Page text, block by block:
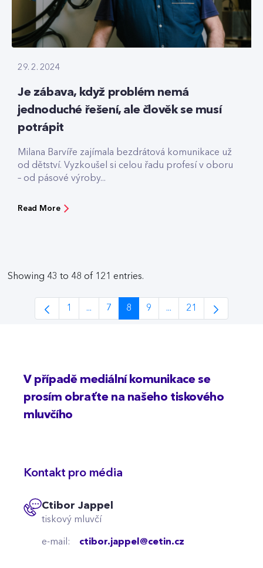
29. 2. 2024
Je zábava, když problém nemá
jednoduché řešení, ale člověk se musí
potrápit
Milana Barvíře zajímala bezdrátová komunikace už
od dětství. Vyzkoušel si celou řadu profesí v oboru
– od pásové výroby...
Read More
Showing 43 to 48 of 121 entries.
Page
1 ...
Intermediate Pages Use TAB to navigate.
Page
7
Page
8
Page
9 ...
Intermediate Pages
Page
21
V případě mediální komunikace se
prosím obraťte na našeho tiskového
mluvčího
Kontakt pro média
Ctibor Jappel
tiskový mluvčí
e-mail: ctibor.jappel@cetin.cz